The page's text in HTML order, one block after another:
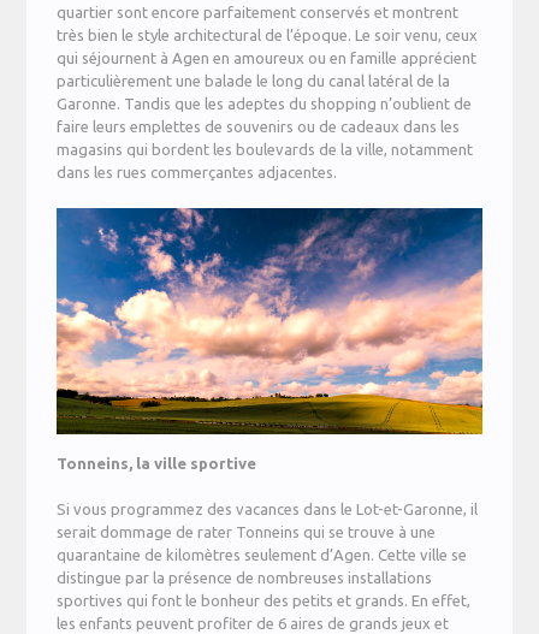
quartier sont encore parfaitement conservés et montrent
très bien le style architectural de l’époque. Le soir venu, ceux
qui séjournent à Agen en amoureux ou en famille apprécient
particulièrement une balade le long du canal latéral de la
Garonne. Tandis que les adeptes du shopping n’oublient de
faire leurs emplettes de souvenirs ou de cadeaux dans les
magasins qui bordent les boulevards de la ville, notamment
dans les rues commerçantes adjacentes.
Tonneins, la ville sportive
Si vous programmez des vacances dans le Lot-et-Garonne, il
serait dommage de rater Tonneins qui se trouve à une
quarantaine de kilomètres seulement d’Agen. Cette ville se
distingue par la présence de nombreuses installations
sportives qui font le bonheur des petits et grands. En effet,
les enfants peuvent profiter de 6 aires de grands jeux et